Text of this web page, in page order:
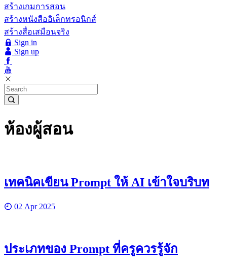
สร้างเกมการสอน
สร้างหนังสืออิเล็กทรอนิกส์
สร้างสื่อเสมือนจริง
Sign in
Sign up
ห้องผู้สอน
เทคนิคเขียน Prompt ให้ AI เข้าใจบริบท
02 Apr 2025
ประเภทของ Prompt ที่ครูควรรู้จัก